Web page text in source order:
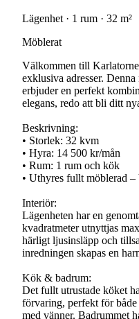
Lägenhet · 1 rum · 32 m²
Möblerat
Välkommen till
exklusiva adresser.
erbjuder en perfekt
elegans, redo att bli ditt
Beskrivning:
• Storlek: 32 kvm
• Hyra: 14 500 kr/mån
• Rum: 1 rum och kök
• Uthyres fullt möblerad
Interiör:
Lägenheten har en
kvadratmeter utnyttjas
härligt ljusinsläpp och
inredningen skapas en
Kök & badrum:
Det fullt utrustade köket
förvaring, perfekt för
med vänner. Badrummet